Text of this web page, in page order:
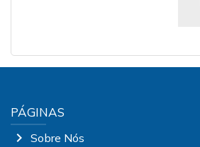
PÁGINAS
chevron_right Sobre Nós